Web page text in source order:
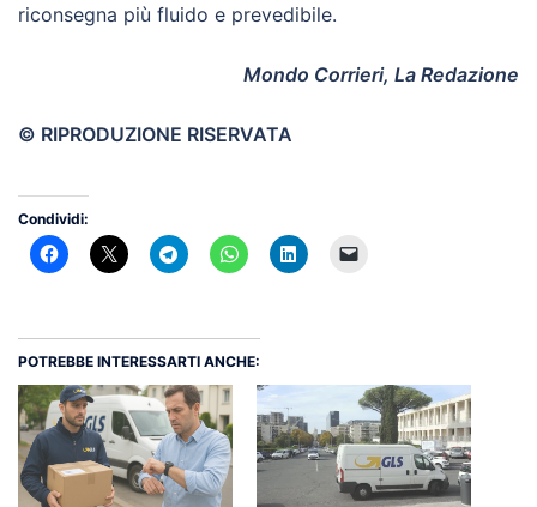
riconsegna più fluido e prevedibile.
Mondo Corrieri, La Redazione
© RIPRODUZIONE RISERVATA
Condividi:
POTREBBE INTERESSARTI ANCHE: